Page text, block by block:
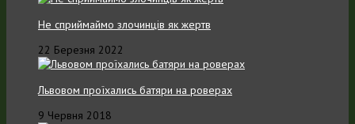
Не сприймаймо злочинців як жертв
22 Березня 2022
Львовом проїхались батяри на роверах
9 Червня 2018